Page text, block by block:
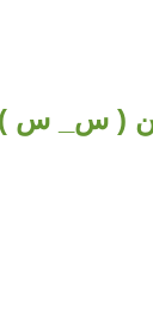
( س_ س )